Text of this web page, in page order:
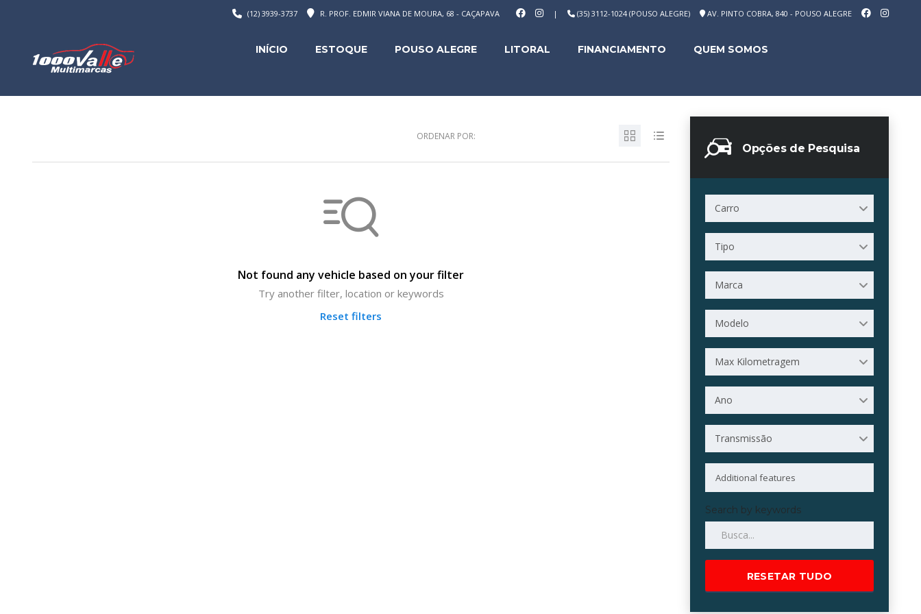
| (35) 3112-1024 (POUSO ALEGRE) AV. PINTO COBRA, 840 - POUSO ALEGRE
R. PROF. EDMIR VIANA DE MOURA, 68 - CAÇAPAVA
(12) 3939-3737
INÍCIO ESTOQUE POUSO ALEGRE LITORAL FINANCIAMENTO QUEM SOMOS
Opções de Pesquisa
Carro
Tipo
Marca
Modelo
Max Kilometragem
Ano
Transmissão
Search by keywords
RESETAR TUDO
ORDENAR POR:
Not found any vehicle based on your filter
Try another filter, location or keywords
Reset filters